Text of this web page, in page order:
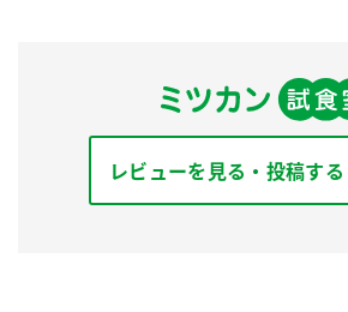
レビューを見る・投稿する